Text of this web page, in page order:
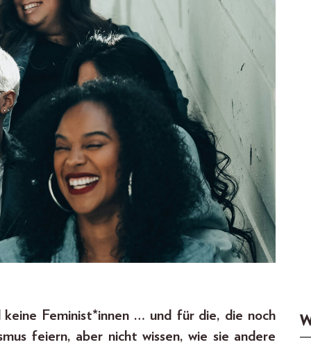
Feminist*innen … und für die, die noch
feiern, aber nicht wissen, wie sie andere